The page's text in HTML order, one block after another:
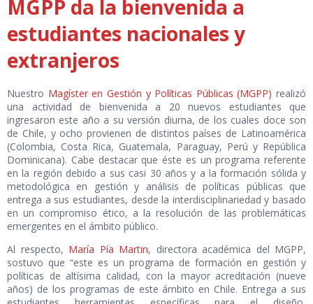
MGPP da la bienvenida a
estudiantes nacionales y
extranjeros
Nuestro Magíster en Gestión y Políticas Públicas (MGPP) realizó
una actividad de bienvenida a 20 nuevos estudiantes que
ingresaron este año a su versión diurna, de los cuales doce son
de Chile, y ocho provienen de distintos países de Latinoamérica
(Colombia, Costa Rica, Guatemala, Paraguay, Perú y República
Dominicana). Cabe destacar que éste es un programa referente
en la región debido a sus casi 30 años y a la formación sólida y
metodológica en gestión y análisis de políticas públicas que
entrega a sus estudiantes, desde la interdisciplinariedad y basado
en un compromiso ético, a la resolución de las problemáticas
emergentes en el ámbito público.
Al respecto, María Pía Martin, directora académica del MGPP,
sostuvo que “este es un programa de formación en gestión y
políticas de altísima calidad, con la mayor acreditación (nueve
años) de los programas de este ámbito en Chile. Entrega a sus